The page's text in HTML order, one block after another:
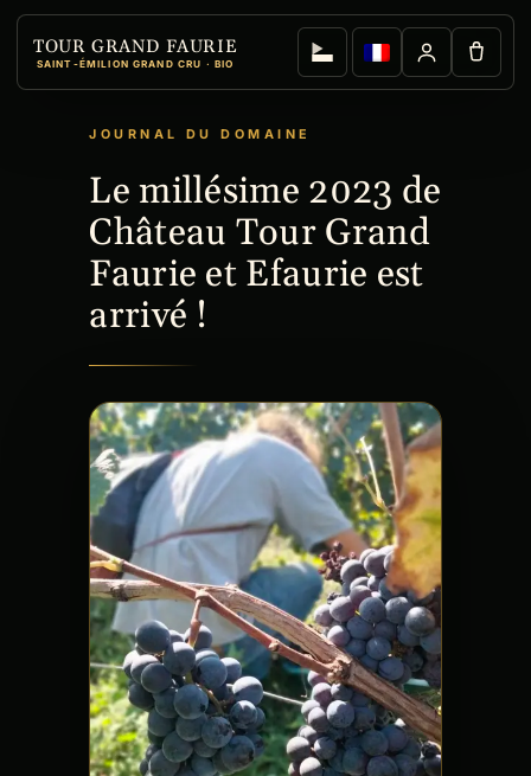
TOUR GRAND FAURIE
SAINT-ÉMILION GRAND CRU · BIO
Le millésime 2023 de
Château Tour Grand
Faurie et Efaurie est
arrivé !